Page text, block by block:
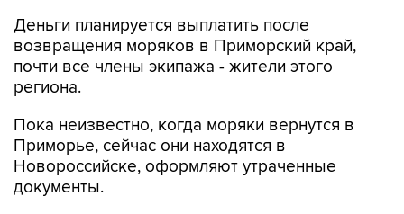
Деньги планируется выплатить после
возвращения моряков в Приморский край,
почти все члены экипажа - жители этого
региона.
Пока неизвестно, когда моряки вернутся в
Приморье, сейчас они находятся в
Новороссийске, оформляют утраченные
документы.